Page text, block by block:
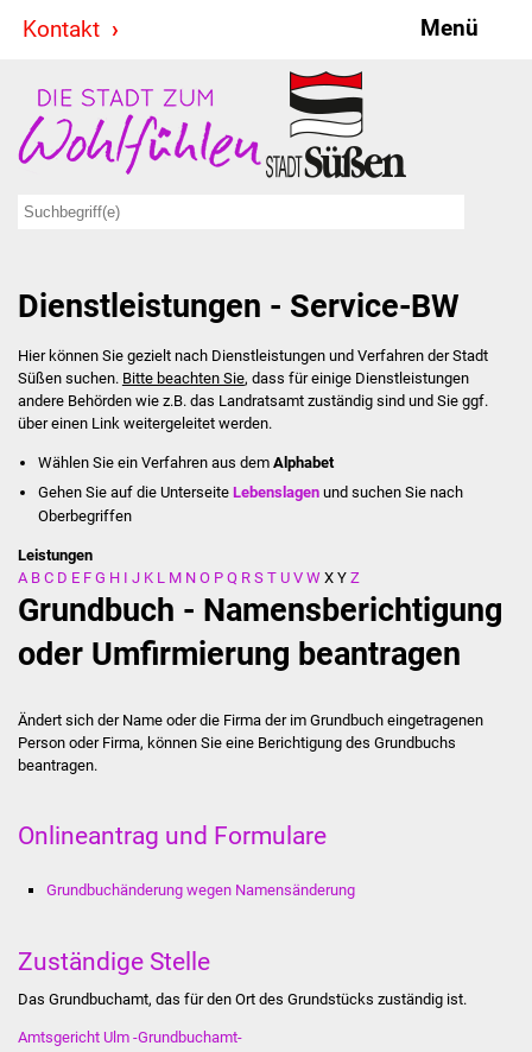
Kontakt Menü
Stadt & Politik
Bürgermeister
Ausschüsse
Ratsinformationssystem
Jugendbeirat
Summerrockfestival
Stadtverwaltung
Ansprechpartner
Stellenangebote
Dienstleistungen - Service-BW
Hier können Sie gezielt nach Dienstleistungen und Verfahren der Stadt
Süßen suchen. Bitte beachten Sie, dass für einige Dienstleistungen
andere Behörden wie z.B. das Landratsamt zuständig sind und Sie ggf.
über einen Link weitergeleitet werden.
Wählen Sie ein Verfahren aus dem Alphabet
Gehen Sie auf die UnterseiteLebenslagen und suchen Sie nach
Oberbegriffen
Leistungen
A B C D E F G H I J K L M N O P Q R S T U V W X Y Z
Grundbuch - Namensberichtigung
oder Umfirmierung beantragen
Ändert sich der Name oder die Firma der im Grundbuch eingetragenen
Person oder Firma, können Sie eine Berichtigung des Grundbuchs
beantragen.
Onlineantrag und Formulare
Grundbuchänderung wegen Namensänderung
Zuständige Stelle
Das Grundbuchamt, das für den Ort des Grundstücks zuständig ist.
Amtsgericht Ulm -Grundbuchamt-